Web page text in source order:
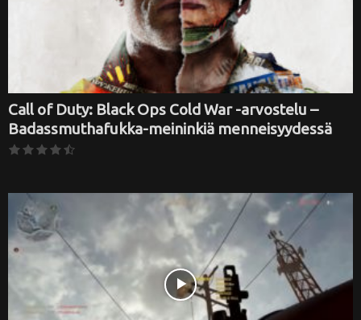
Call of Duty: Black Ops Cold War -arvostelu –
Badassmuthafukka-meininkiä menneisyydessä